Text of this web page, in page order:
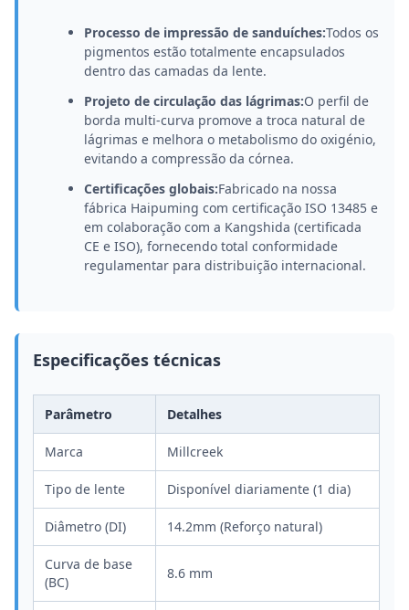
Processo de impressão de sanduíches:Todos os
pigmentos estão totalmente encapsulados
dentro das camadas da lente.
Projeto de circulação das lágrimas:O perfil de
borda multi-curva promove a troca natural de
lágrimas e melhora o metabolismo do oxigénio,
evitando a compressão da córnea.
Certificações globais:Fabricado na nossa
fábrica Haipuming com certificação ISO 13485 e
em colaboração com a Kangshida (certificada
CE e ISO), fornecendo total conformidade
regulamentar para distribuição internacional.
Especificações técnicas
Parâmetro Detalhes
Marca Millcreek
Tipo de lente Disponível diariamente (1 dia)
Diâmetro (DI) 14.2mm (Reforço natural)
Curva de base
(BC)
8.6 mm